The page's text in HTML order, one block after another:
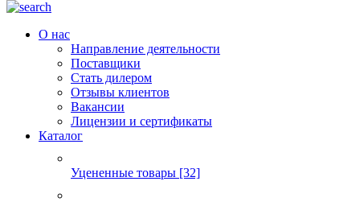
О нас
Направление деятельности
Поставщики
Стать дилером
Отзывы клиентов
Вакансии
Лицензии и сертификаты
Каталог
Уцененные товары [32]